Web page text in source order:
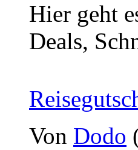
Hier geht
Deals,
Von Dodo